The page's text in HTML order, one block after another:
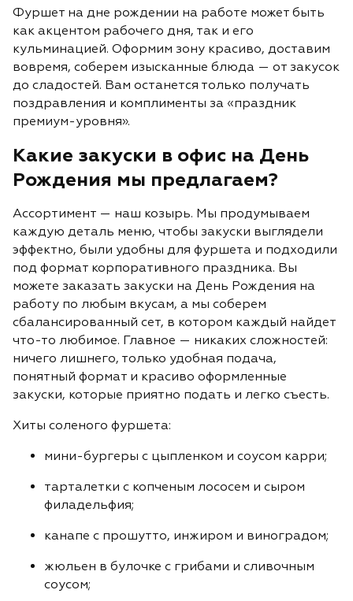
Фуршет на дне рождении на работе может быть
как акцентом рабочего дня, так и его
кульминацией. Оформим зону красиво, доставим
вовремя, соберем изысканные блюда — от закусок
до сладостей. Вам останется только получать
поздравления и комплименты за «праздник
премиум-уровня».
Какие закуски в офис на День
Рождения мы предлагаем?
Ассортимент — наш козырь. Мы продумываем
каждую деталь меню, чтобы закуски выглядели
эффектно, были удобны для фуршета и подходили
под формат корпоративного праздника. Вы
можете заказать закуски на День Рождения на
работу по любым вкусам, а мы соберем
сбалансированный сет, в котором каждый найдет
что-то любимое. Главное — никаких сложностей:
ничего лишнего, только удобная подача,
понятный формат и красиво оформленные
закуски, которые приятно подать и легко съесть.
Хиты соленого фуршета:
мини-бургеры с цыпленком и соусом карри;
тарталетки с копченым лососем и сыром
филадельфия;
канапе с прошутто, инжиром и виноградом;
жюльен в булочке с грибами и сливочным
соусом;